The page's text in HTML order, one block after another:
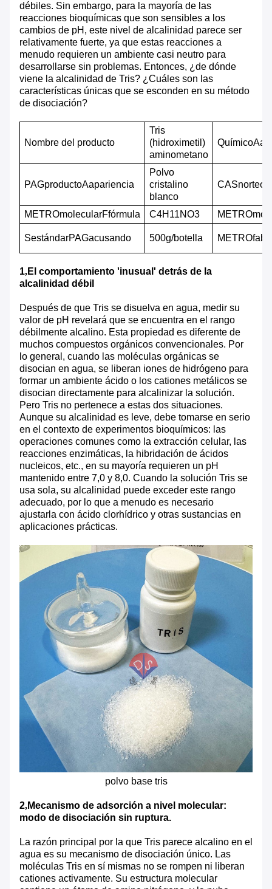
débiles. Sin embargo, para la mayoría de las
reacciones bioquímicas que son sensibles a los
cambios de pH, este nivel de alcalinidad parece ser
relativamente fuerte, ya que estas reacciones a
menudo requieren un ambiente casi neutro para
desarrollarse sin problemas. Entonces, ¿de dónde
viene la alcalinidad de Tris? ¿Cuáles son las
características únicas que se esconden en su método
de disociación?
Nombre del producto
Tris
(hidroximetil)
aminometano
QuímicoA
PAGproductoAapariencia
Polvo
cristalino
blanco
CASnorte
METROmolecularFfórmula C4H11NO3 METRO
SestándarPAGacusando 500g/botella METRO
1,El comportamiento 'inusual' detrás de la
alcalinidad débil
Después de que Tris se disuelva en agua, medir su
valor de pH revelará que se encuentra en el rango
débilmente alcalino. Esta propiedad es diferente de
muchos compuestos orgánicos convencionales. Por
lo general, cuando las moléculas orgánicas se
disocian en agua, se liberan iones de hidrógeno para
formar un ambiente ácido o los cationes metálicos se
disocian directamente para alcalinizar la solución.
Pero Tris no pertenece a estas dos situaciones.
Aunque su alcalinidad es leve, debe tomarse en serio
en el contexto de experimentos bioquímicos: las
operaciones comunes como la extracción celular, las
reacciones enzimáticas, la hibridación de ácidos
nucleicos, etc., en su mayoría requieren un pH
mantenido entre 7,0 y 8,0. Cuando la solución Tris se
usa sola, su alcalinidad puede exceder este rango
adecuado, por lo que a menudo es necesario
ajustarla con ácido clorhídrico y otras sustancias en
aplicaciones prácticas.
polvo base tris
2,Mecanismo de adsorción a nivel molecular:
modo de disociación sin ruptura.
La razón principal por la que Tris parece alcalino en el
agua es su mecanismo de disociación único. Las
moléculas Tris en sí mismas no se rompen ni liberan
cationes activamente. Su estructura molecular